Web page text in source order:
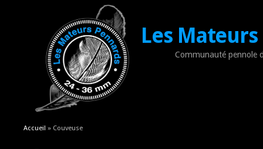
Les
Communauté pennole
Vous êtes ici
Accueil » Couveuse